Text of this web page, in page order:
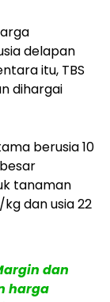
delapan
itu, TBS
dihargai
berusia 10
tanaman
kg dan usia 22
dan
harga